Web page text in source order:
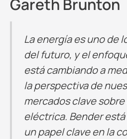
Gareth Brunton
La energía es uno de
del futuro, y el
está cambiando a
la perspectiva de
mercados clave
eléctrica. Bender
un papel clave en la